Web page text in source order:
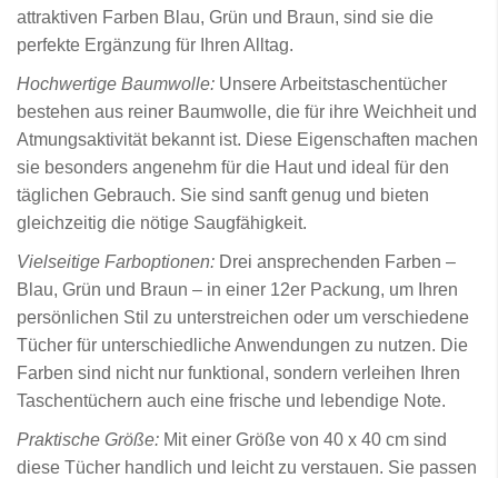
attraktiven Farben Blau, Grün und Braun, sind sie die
perfekte Ergänzung für Ihren Alltag.
Hochwertige Baumwolle: Unsere Arbeitstaschentücher
bestehen aus reiner Baumwolle, die für ihre Weichheit und
Atmungsaktivität bekannt ist. Diese Eigenschaften machen
sie besonders angenehm für die Haut und ideal für den
täglichen Gebrauch. Sie sind sanft genug und bieten
gleichzeitig die nötige Saugfähigkeit.
Vielseitige Farboptionen: Drei ansprechenden Farben –
Blau, Grün und Braun – in einer 12er Packung, um Ihren
persönlichen Stil zu unterstreichen oder um verschiedene
Tücher für unterschiedliche Anwendungen zu nutzen. Die
Farben sind nicht nur funktional, sondern verleihen Ihren
Taschentüchern auch eine frische und lebendige Note.
Praktische Größe: Mit einer Größe von 40 x 40 cm sind
diese Tücher handlich und leicht zu verstauen. Sie passen